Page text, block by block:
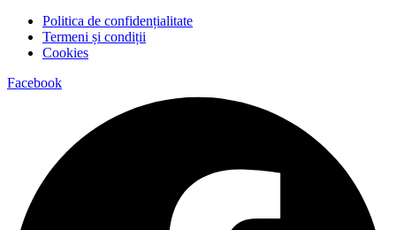
Politica de confidențialitate
Termeni și condiții
Cookies
Facebook